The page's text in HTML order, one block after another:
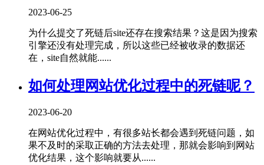
2023-06-25
为什么提交了死链后site还存在搜索结果？这是因为搜索
引擎还没有处理完成，所以这些已经被收录的数据还
在，site自然就能......
如何处理网站优化过程中的死链呢？
2023-06-20
在网站优化过程中，有很多站长都会遇到死链问题，如
果不及时的采取正确的方法去处理，那就会影响到网站
优化结果，这个影响就要从......